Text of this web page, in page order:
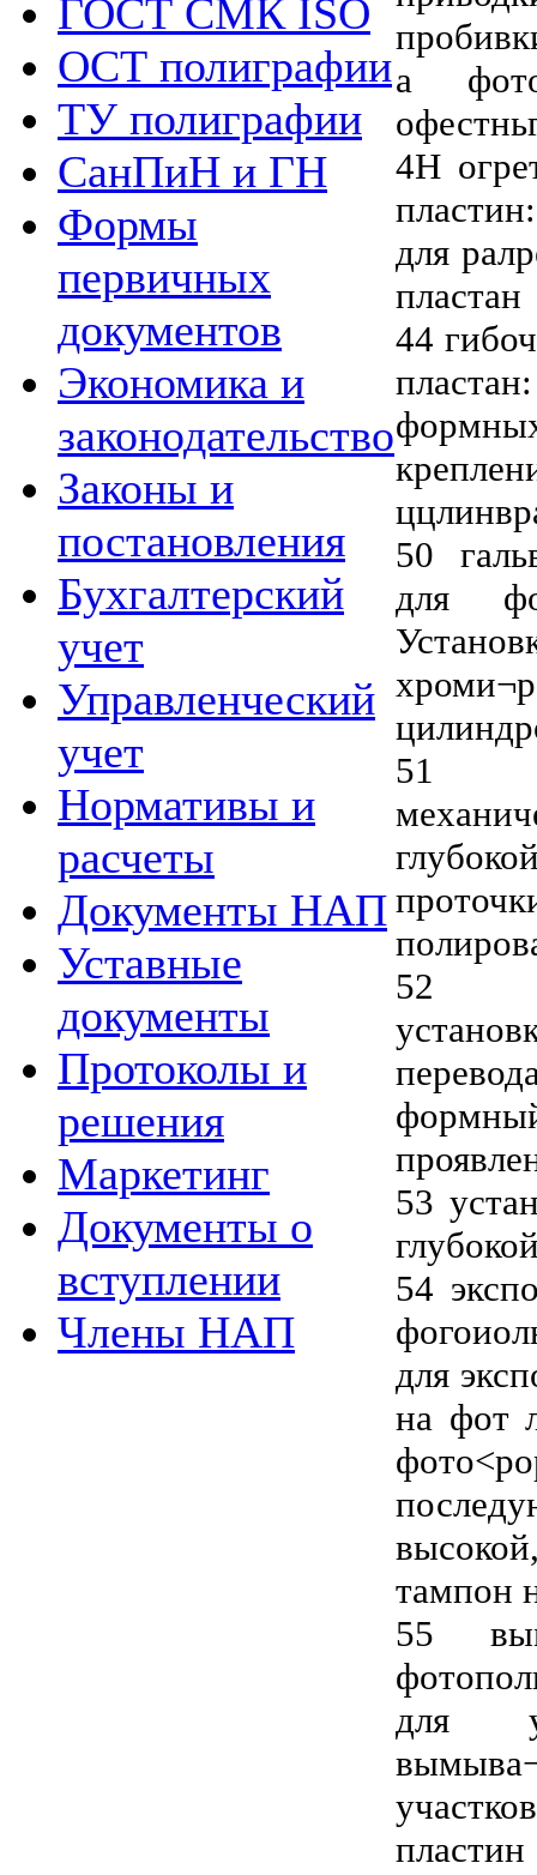
ГОСТ СМК ISO
ОСТ полиграфии
ТУ полиграфии
СанПиН и ГН
Формы
первичных
документов
Экономика и
законодательство
Законы и
постановления
Бухгалтерский
учет
Управленческий
учет
Нормативы и
расчеты
Документы НАП
Уставные
документы
Протоколы и
решения
Маркетинг
Документы о
вступлении
Члены НАП
а
4Н
для
пластан
44
50
для
51
52
53
54
для
на фот
тампон
55
для
пластин